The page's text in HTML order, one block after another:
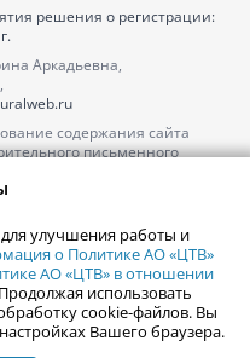
решения о регистрации:
Аркадьевна,
,
содержания сайта
письменного
по тел.
в разделе «Афиша»
сайта
персональных данных
улучшения работы и
о Политике АО «ЦТВ»
АО «ЦТВ» в отношении
использовать
cookie-файлов. Вы
Вашего браузера.